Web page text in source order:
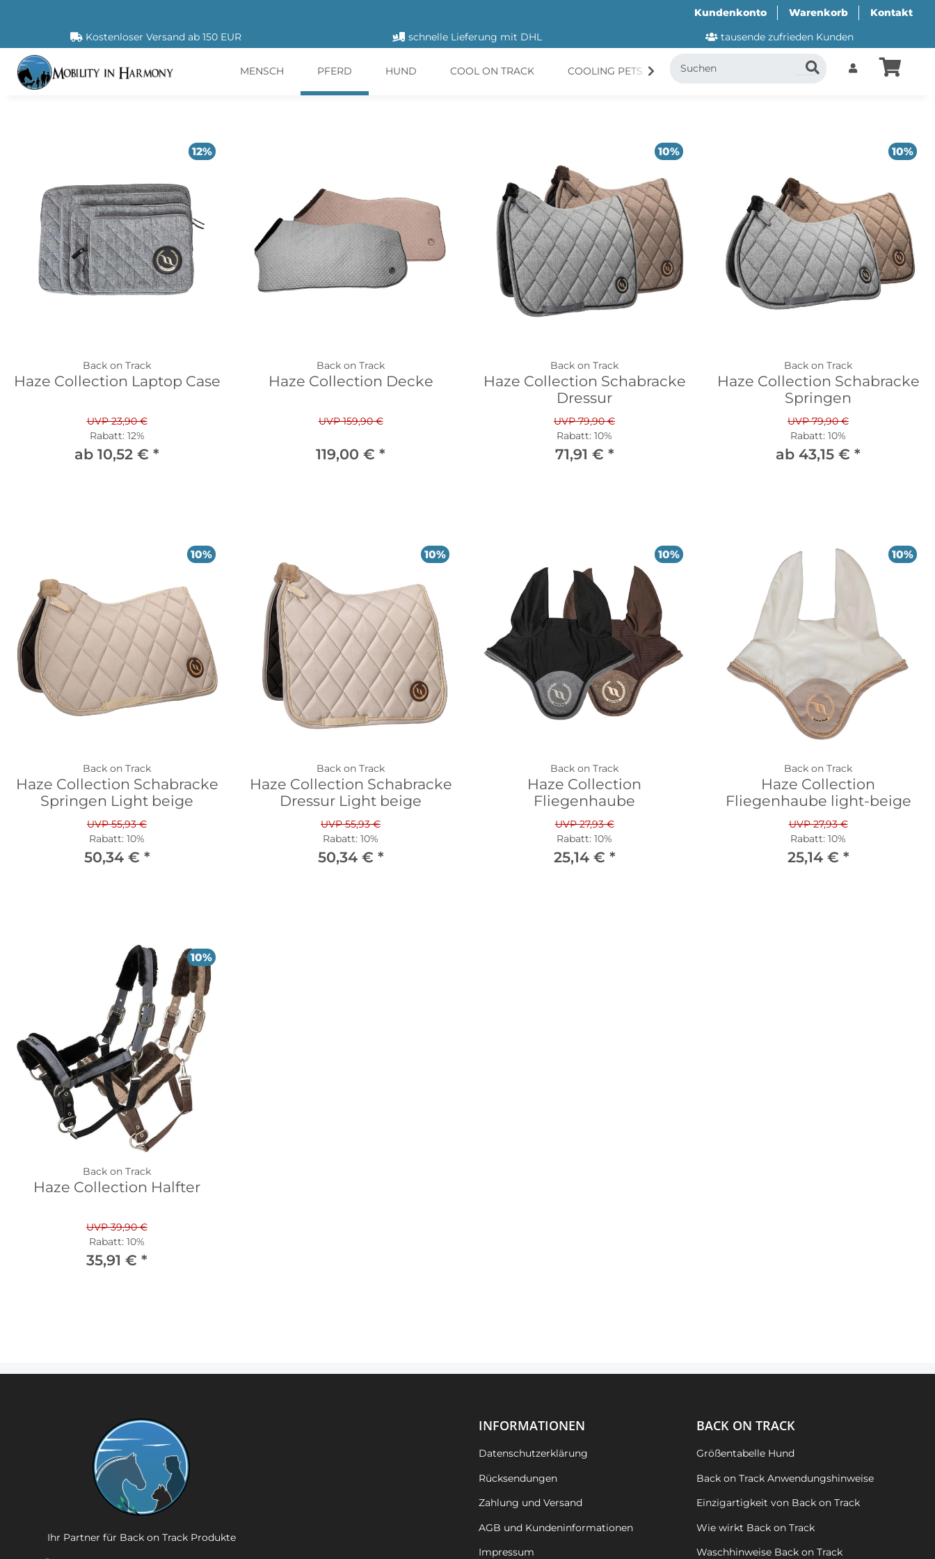
Kundenkonto Warenkorb
Kontakt
Kostenloser Versand ab 150 EUR
schnelle Lieferung mit DHL tausende zufrieden Kunden
MENSCH PFERD HUND COOL ON TRACK COOLING PETS CANI.COOL SUITICAL
12%
Back on Track
Haze Collection Laptop Case
UVP 23,90 €
Rabatt: 12%
ab 10,52 € *
Back on Track
Haze Collection Decke
UVP 159,90 €
119,00 € *
10%
Back on Track
Haze Collection Schabracke
Dressur
UVP 79,90 €
Rabatt: 10%
71,91 € *
10%
Back on Track
Haze Collection Schabracke
Springen
UVP 79,90 €
Rabatt: 10%
ab 43,15 € *
10%
Back on Track
Haze Collection Schabracke
Springen Light beige
UVP 55,93 €
Rabatt: 10%
50,34 € *
10%
Back on Track
Haze Collection Schabracke
Dressur Light beige
UVP 55,93 €
Rabatt: 10%
50,34 € *
10%
Back on Track
Haze Collection
Fliegenhaube
UVP 27,93 €
Rabatt: 10%
25,14 € *
10%
Back on Track
Haze Collection
Fliegenhaube light-beige
UVP 27,93 €
Rabatt: 10%
25,14 € *
10%
Back on Track
Haze Collection Halfter
UVP 39,90 €
Rabatt: 10%
35,91 € *
Ihr Partner für Back on Track Produkte
INFORMATIONEN
Datenschutzerklärung
Rücksendungen
Zahlung und Versand
AGB und Kundeninformationen
Impressum
BACK ON TRACK
Größentabelle Hund
Back on Track Anwendungshinweise
Einzigartigkeit von Back on Track
Wie wirkt Back on Track
Waschhinweise Back on Track